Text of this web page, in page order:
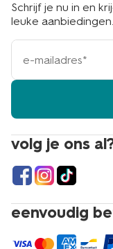
volg je ons
eenvoudig
Schrijf je nu in en
leuke aanbiedingen.
e-
mailadres